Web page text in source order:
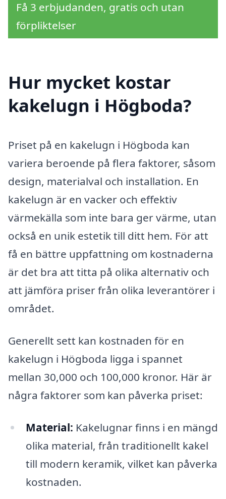
Få 3 erbjudanden, gratis och utan
förpliktelser
Hur mycket kostar
kakelugn i Högboda?
Priset på en kakelugn i Högboda kan
variera beroende på flera faktorer, såsom
design, materialval och installation. En
kakelugn är en vacker och effektiv
värmekälla som inte bara ger värme, utan
också en unik estetik till ditt hem. För att
få en bättre uppfattning om kostnaderna
är det bra att titta på olika alternativ och
att jämföra priser från olika leverantörer i
området.
Generellt sett kan kostnaden för en
kakelugn i Högboda ligga i spannet
mellan 30,000 och 100,000 kronor. Här är
några faktorer som kan påverka priset:
Material: Kakelugnar finns i en mängd
olika material, från traditionellt kakel
till modern keramik, vilket kan påverka
kostnaden.